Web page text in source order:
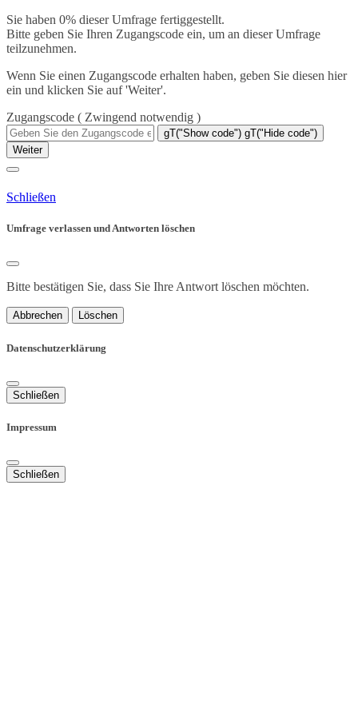
Sie haben 0% dieser Umfrage fertiggestellt.
Bitte geben Sie Ihren Zugangscode ein, um an dieser Umfrage
teilzunehmen.
Wenn Sie einen Zugangscode erhalten haben, geben Sie diesen hier
ein und klicken Sie auf 'Weiter'.
Zugangscode ( Zwingend notwendig )
gT("Show code") gT("Hide code")
Weiter
Schließen
Umfrage verlassen und Antworten löschen
Bitte bestätigen Sie, dass Sie Ihre Antwort löschen möchten.
Abbrechen Löschen
Datenschutzerklärung
Schließen
Impressum
Schließen